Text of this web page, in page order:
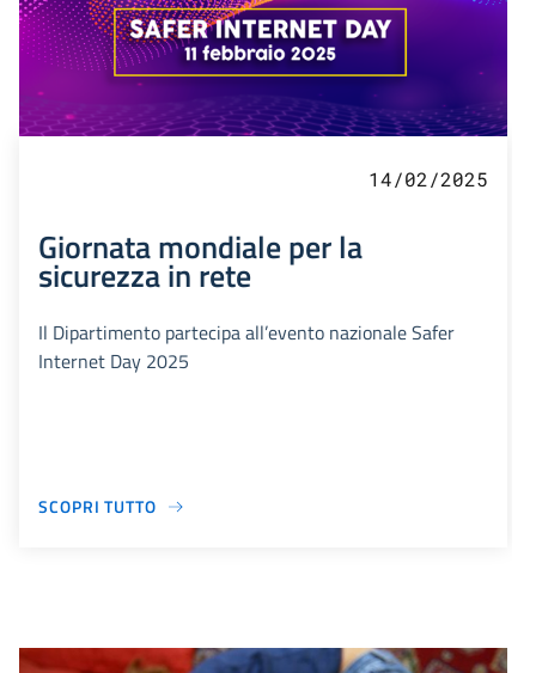
14/02/2025
Giornata mondiale per la
sicurezza in rete
Il Dipartimento partecipa all’evento nazionale Safer
Internet Day 2025
SCOPRI TUTTO